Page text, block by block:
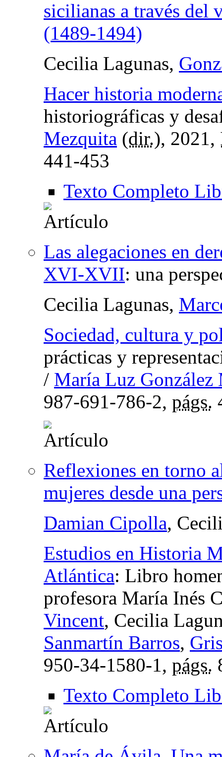
sicilianas a través del
(1489-1494)
Cecilia Lagunas,
Hacer historia
historiográficas y
Mezquita (dir.), 2021,
441-453
Texto Completo
Las alegaciones en
XVI-XVII: una
Cecilia Lagunas,
Sociedad, cultura y
prácticas y
/ María Luz González
987-691-786-2, págs.
Reflexiones en torno
mujeres desde una
Damian Cipolla,
Estudios en Historia
Atlántica: Libro
profesora María Inés
Vincent, Cecilia
Sanmartín Barros,
950-34-1580-1, págs.
Texto Completo